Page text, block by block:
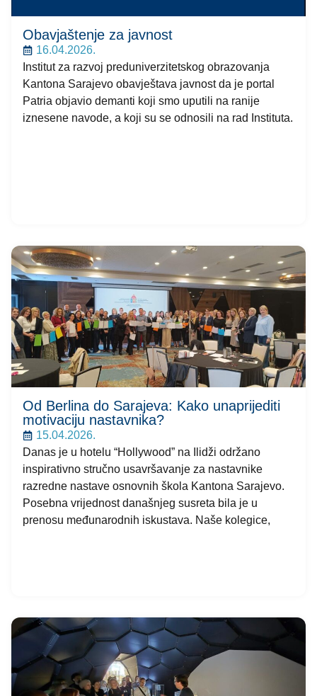
Obavjaštenje za javnost
16.04.2026.
Institut za razvoj preduniverzitetskog obrazovanja
Kantona Sarajevo obavještava javnost da je portal
Patria objavio demanti koji smo uputili na ranije
iznesene navode, a koji su se odnosili na rad Instituta.
Od Berlina do Sarajeva: Kako unaprijediti
motivaciju nastavnika?
15.04.2026.
Danas je u hotelu “Hollywood” na Ilidži održano
inspirativno stručno usavršavanje za nastavnike
razredne nastave osnovnih škola Kantona Sarajevo.​
Posebna vrijednost današnjeg susreta bila je u
prenosu međunarodnih iskustava. Naše kolegice,